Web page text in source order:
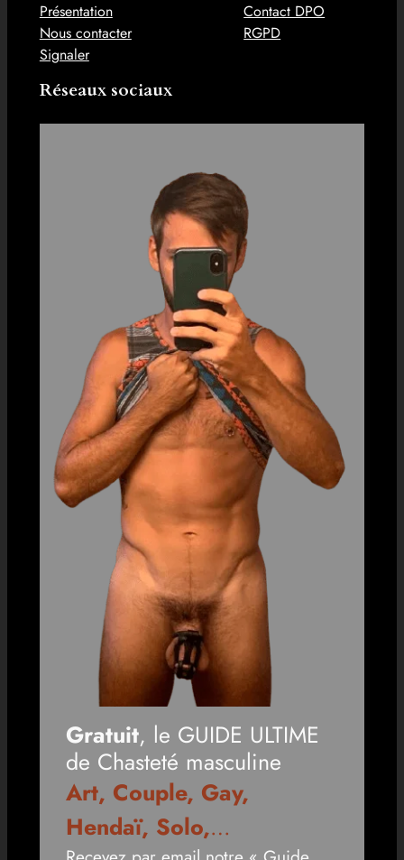
Présentation
Nous contacter
Signaler
Contact DPO
RGPD
Réseaux sociaux
Gratuit, le GUIDE ULTIME
de Chasteté masculine
Art, Couple, Gay,
Hendaï, Solo,…